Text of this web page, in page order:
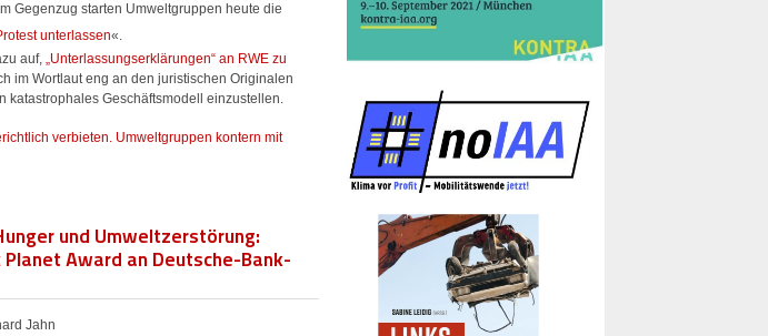
Gegenzug starten Umweltgruppen heute die
unterlassen«.
auf,„Unterlassungserklärungen“ an RWE zu
im Wortlaut eng an den juristischen Originalen
katastrophales Geschäftsmodell einzustellen.
verbieten. Umweltgruppen kontern mit
und Umweltzerstörung:
Award an Deutsche-Bank-
Jahn